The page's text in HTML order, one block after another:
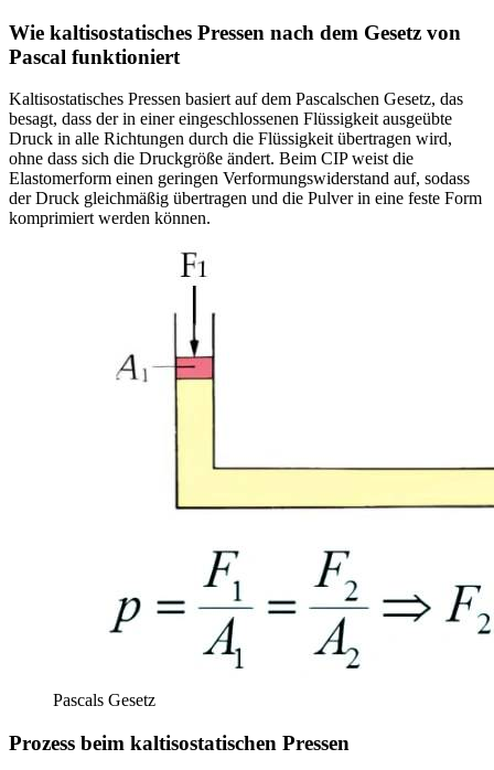
Wie kaltisostatisches Pressen nach dem Gesetz von
Pascal funktioniert
Kaltisostatisches Pressen basiert auf dem Pascalschen Gesetz, das
besagt, dass der in einer eingeschlossenen Flüssigkeit ausgeübte
Druck in alle Richtungen durch die Flüssigkeit übertragen wird,
ohne dass sich die Druckgröße ändert. Beim CIP weist die
Elastomerform einen geringen Verformungswiderstand auf, sodass
der Druck gleichmäßig übertragen und die Pulver in eine feste Form
komprimiert werden können.
Pascals Gesetz
Prozess beim kaltisostatischen Pressen